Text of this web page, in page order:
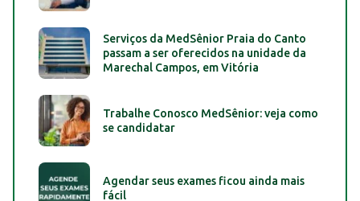
Serviços da MedSênior Praia do Canto
passam a ser oferecidos na unidade da
Marechal Campos, em Vitória
Trabalhe Conosco MedSênior: veja como
se candidatar
Agendar seus exames ficou ainda mais
fácil